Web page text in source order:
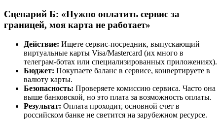
Сценарий Б: «Нужно оплатить сервис за
границей, моя карта не работает»
Действие: Ищете сервис-посредник, выпускающий
виртуальные карты Visa/Mastercard (их много в
телеграм-ботах или специализированных приложениях).
Бюджет: Покупаете баланс в сервисе, конвертируете в
валюту карты.
Безопасность: Проверяете комиссию сервиса. Часто она
выше банковской, но это плата за возможность оплаты.
Результат: Оплата проходит, основной счет в
российском банке не светится на зарубежном ресурсе.